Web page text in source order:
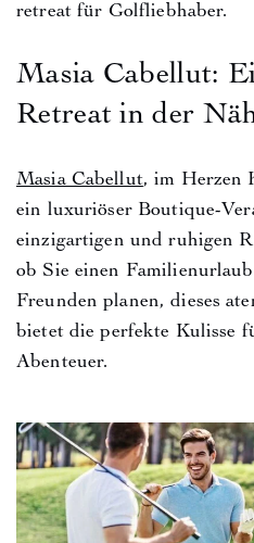
retreat für Golfliebhaber.
Masia Cabellut:
Retreat in der
Masia Cabellut, im Herzen
ein luxuriöser Boutique-
einzigartigen und ruhigen
ob Sie einen
Freunden planen, dieses
bietet die perfekte Kulisse
Abenteuer.